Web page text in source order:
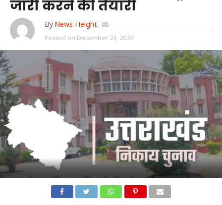
जारी करने की तैयारी
By News Height
Posted on December 23, 2024